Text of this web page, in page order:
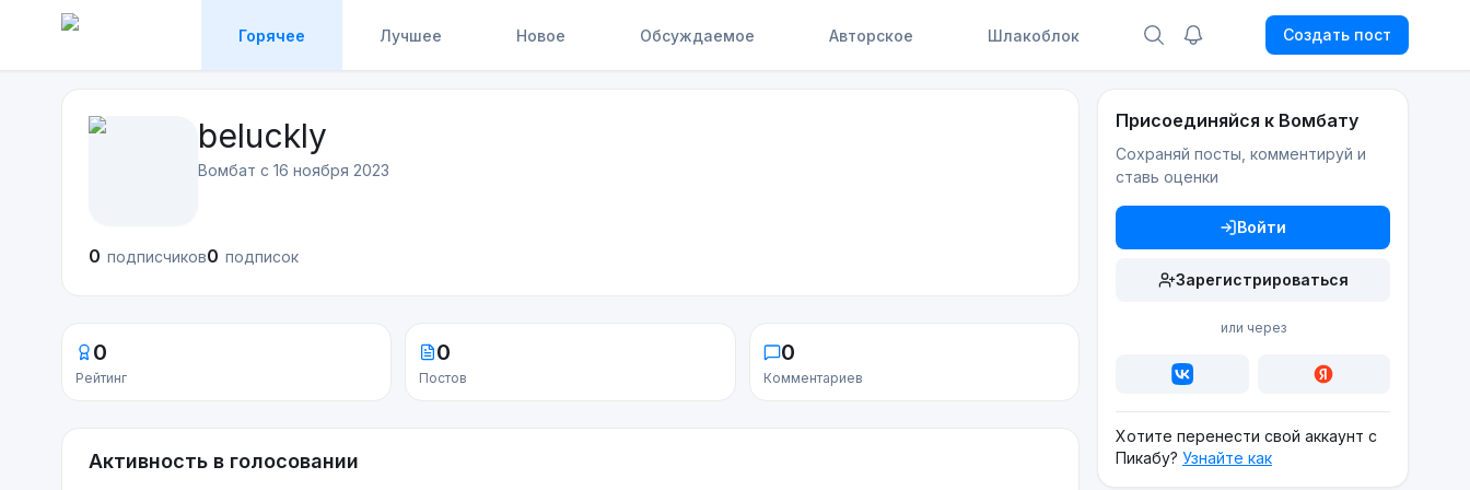
Горячее Лучшее Новое Обсуждаемое Авторское Шлакоблок Создать пост
beluckly
Вомбат с 16 ноября 2023
0 подписчиков0 подписок
0
Рейтинг
0
Постов
0
Комментариев
Активность в голосовании
Присоединяйся к Вомбату
Сохраняй посты, комментируй и
ставь оценки
Войти
Зарегистрироваться
или через
Хотите перенести свой аккаунт с
Пикабу? Узнайте как